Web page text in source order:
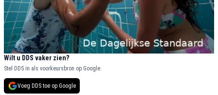
Wilt u DDS vaker zien?
Stel DDS in als voorkeursbron op Google.
Voeg DDS toe op Google